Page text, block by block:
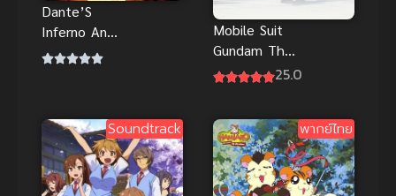
Dante’S
Inferno An
Animated
ดาร์ก
Mobile Suit
Gundam The
Witch from25.0
Soundtrack พากย์ไทย